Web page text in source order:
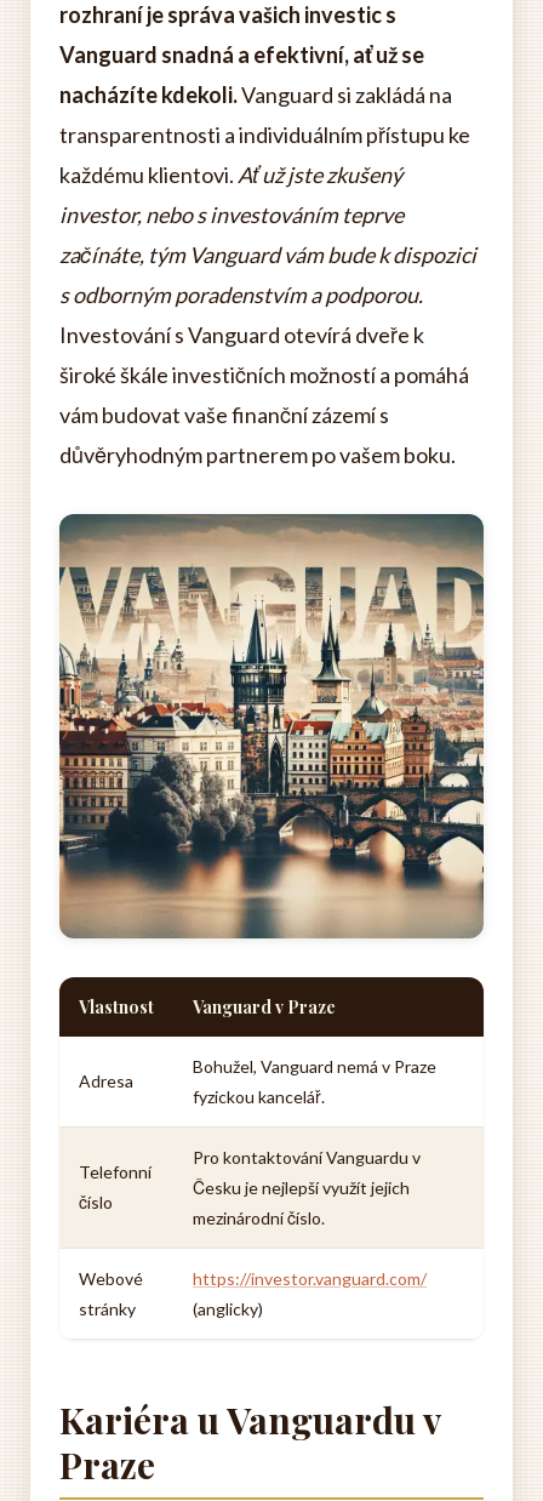
rozhraní je správa vašich investic s
Vanguard snadná a efektivní, ať už se
nacházíte kdekoli.Vanguard si zakládá na
transparentnosti a individuálním přístupu ke
každému klientovi. Ať už jste zkušený
investor, nebo s investováním teprve
začínáte, tým Vanguard vám bude k dispozici
s odborným poradenstvím a podporou.
Investování s Vanguard otevírá dveře k
široké škále investičních možností a pomáhá
vám budovat vaše finanční zázemí s
důvěryhodným partnerem po vašem boku.
Vlastnost Vanguard v Praze
Adresa
Bohužel, Vanguard nemá v Praze
fyzickou kancelář.
Telefonní
číslo
Pro kontaktování Vanguardu v
Česku je nejlepší využít jejich
mezinárodní číslo.
Webové
stránky
https://investor.vanguard.com/
(anglicky)
Kariéra u Vanguardu v
Praze